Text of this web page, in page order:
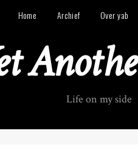
Home Archief Over yab
Life on my side